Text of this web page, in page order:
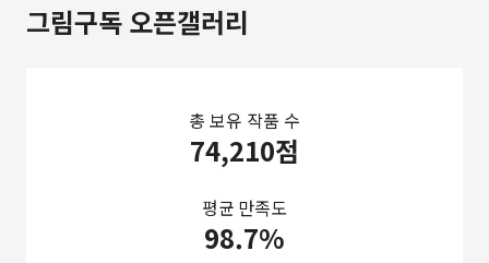
그림구독 오픈갤러리
총 보유 작품 수
74,210점
평균 만족도
98.7%